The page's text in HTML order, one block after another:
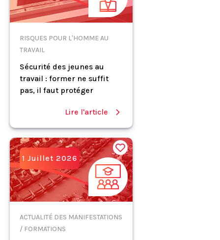
RISQUES POUR L'HOMME AU
TRAVAIL
Sécurité des jeunes au
travail : former ne suffit
pas, il faut protéger
Lire l'article
1 Juillet 2026
ACTUALITÉ DES MANIFESTATIONS
/ FORMATIONS